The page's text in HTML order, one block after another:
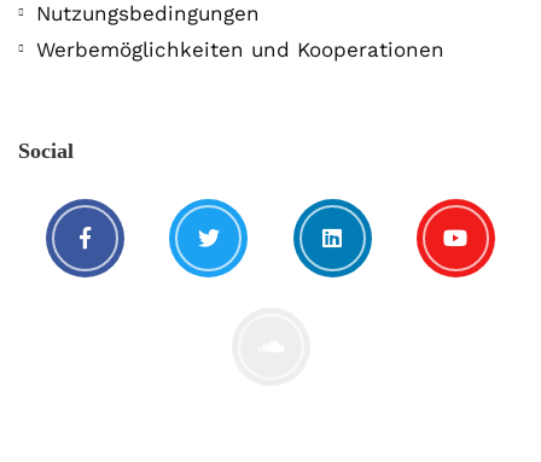
Nutzungsbedingungen
Werbemöglichkeiten und Kooperationen
Social